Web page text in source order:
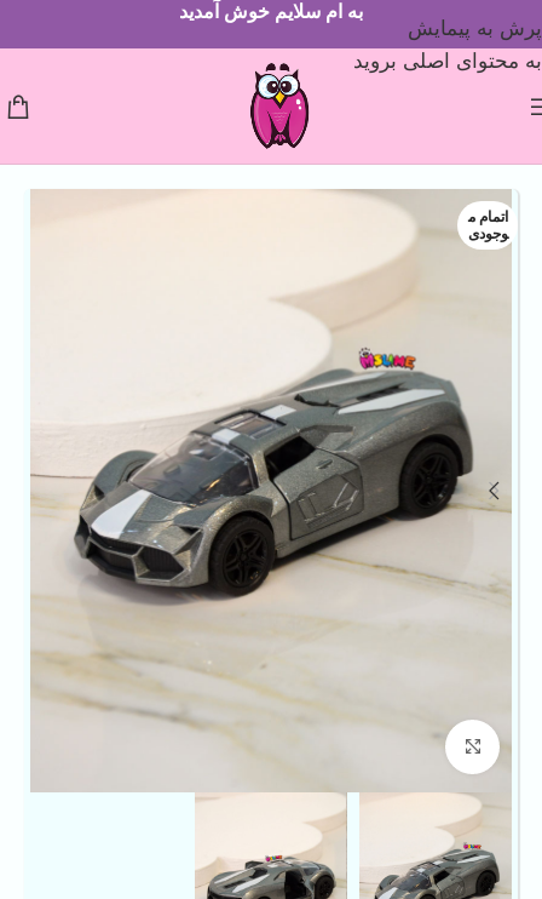
پرش به پیمایش
به محتوای اصلی بروید
به ام سلایم خوش آمدید
اتمام م
وجودی
بزرگنمایی تصویر